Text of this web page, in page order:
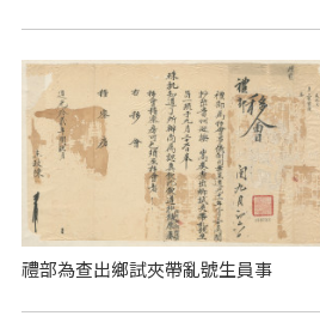
禮部為查出鄉試夾帶亂號生員事